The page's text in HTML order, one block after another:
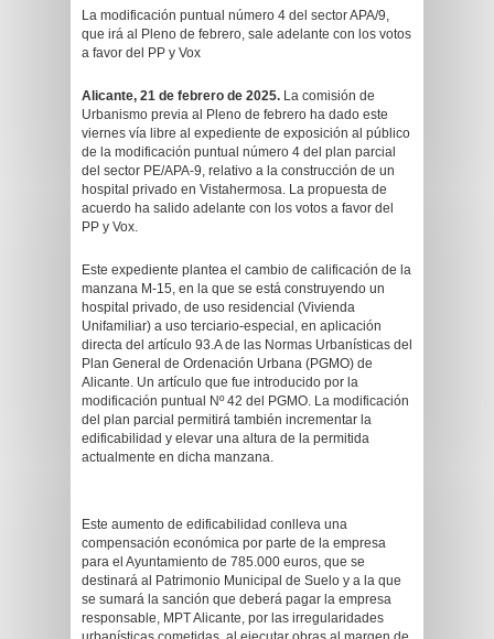
La modificación puntual número 4 del sector APA/9,
que irá al Pleno de febrero, sale adelante con los votos
a favor del PP y Vox
Alicante, 21 de febrero de 2025. La comisión de
Urbanismo previa al Pleno de febrero ha dado este
viernes vía libre al expediente de exposición al público
de la modificación puntual número 4 del plan parcial
del sector PE/APA-9, relativo a la construcción de un
hospital privado en Vistahermosa. La propuesta de
acuerdo ha salido adelante con los votos a favor del
PP y Vox.
Este expediente plantea el cambio de calificación de la
manzana M-15, en la que se está construyendo un
hospital privado, de uso residencial (Vivienda
Unifamiliar) a uso terciario-especial, en aplicación
directa del artículo 93.A de las Normas Urbanísticas del
Plan General de Ordenación Urbana (PGMO) de
Alicante. Un artículo que fue introducido por la
modificación puntual Nº 42 del PGMO. La modificación
del plan parcial permitirá también incrementar la
edificabilidad y elevar una altura de la permitida
actualmente en dicha manzana.
Este aumento de edificabilidad conlleva una
compensación económica por parte de la empresa
para el Ayuntamiento de 785.000 euros, que se
destinará al Patrimonio Municipal de Suelo y a la que
se sumará la sanción que deberá pagar la empresa
responsable, MPT Alicante, por las irregularidades